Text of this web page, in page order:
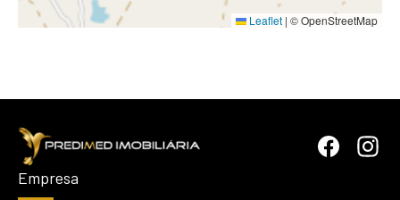
Leaflet | © OpenStreetMap
Empresa